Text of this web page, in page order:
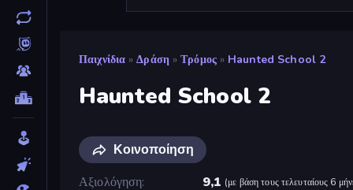
Παιχνίδια » Δράση » Τρόμος » Haunted School 2
Haunted School 2
Κοινοποίηση
Αξιολόγηση
9,1 (με βάση τους τελευταίους 6